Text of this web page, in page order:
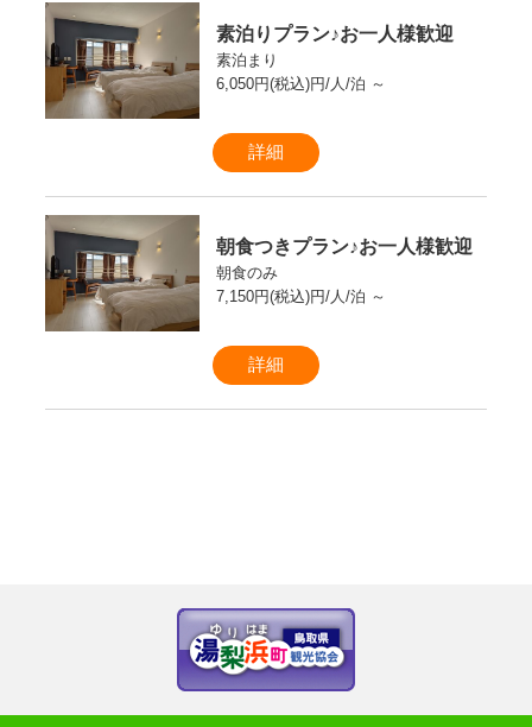
素泊りプラン♪お一人様歓迎
素泊まり
6,050円(税込)円/人/泊 ～
詳細
朝食つきプラン♪お一人様歓迎
朝食のみ
7,150円(税込)円/人/泊 ～
詳細